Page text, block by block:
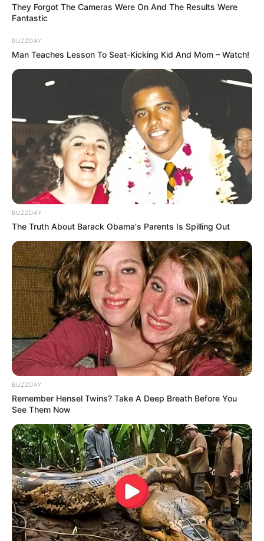
Jamie Miller
4
fans love
VOTE
Tanggal Lahir:
9 September 1997
Tempat Lahir:
Cardiff,Wales
Umur:
28 Tahun
Profesi:
Penulis Lagu,Penyanyi
Edit
Sejak sekolah dasar, Jamie Miller suah memiliki passion dalam
bidang musik. Ia bernyanyi serta berlatih musik sejak dini dan
terus diasah hingga dewasa dan ikut kompetisi musik.
They Forgot The Cameras Were On And The Results Were
Fantastic
BUZZDAY
Man Teaches Lesson To Seat-Kicking Kid And Mom – Watch!
BUZZDAY
The Truth About Barack Obama's Parents Is Spilling Out
BUZZDAY
Remember Hensel Twins? Take A Deep Breath Before You
See Them Now